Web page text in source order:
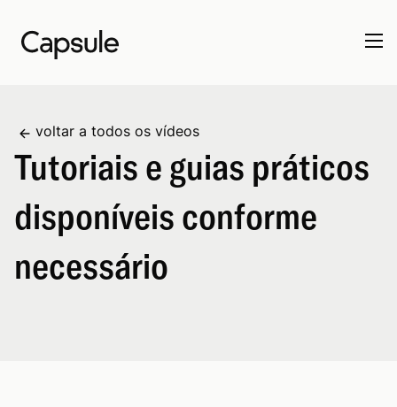
voltar a todos os vídeos
Tutoriais e guias práticos
disponíveis conforme
necessário